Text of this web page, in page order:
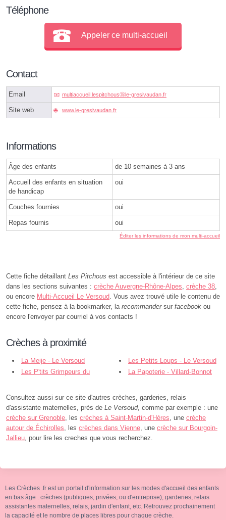
Téléphone
Appeler ce multi-accueil
Contact
Email multiaccueil.lespitchousⓐle-gresivaudan.fr
Site web www.le-gresivaudan.fr
Informations
Âge des enfants de 10 semaines à 3 ans
Accueil des enfants en situation
de handicap
oui
Couches fournies oui
Repas fournis oui
Éditer les informations de mon multi-accueil
Cette fiche détaillant Les Pitchous est accessible à l'intérieur de ce site
dans les sections suivantes : crèche Auvergne-Rhône-Alpes crèche 38
ou encore Multi-Accueil Le Versoud . Vous avez trouvé utile le contenu de
cette fiche, pensez à la bookmarker, la recommandersur facebook ou
encore l'envoyer par courriel à vos contacts !
Crèches à proximité
La Meije - Le Versoud
Les Petits Loups - Le Versoud
Les P'tits Grimpeurs du
La Papoterie - Villard-Bonnot
Consultez aussi sur ce site d'autres crèches, garderies, relais
d'assistante maternelles, près de Le Versoud, comme par exemple : une
crèche sur Grenoble , les crèches à Saint-Martin-d'Hères , une crèche
autour de Échirolles , les crèches dans Vienne , une crèche sur Bourgoin-
Jallieu , pour lire les creches que vous recherchez.
Les Crèches .fr est un portail d'information sur les modes d'accueil des enfants
en bas âge : crèches (publiques, privées, ou d'entreprise), garderies, relais
assistantes maternelles, relais, jardin d'enfant, etc. Retrouvez prochainement
la capacité et le nombre de places libres pour chaque crèche.